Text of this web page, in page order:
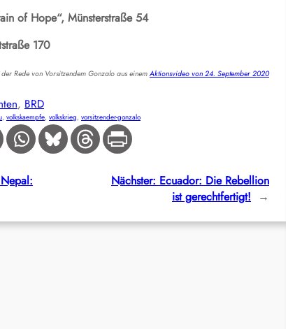
of Hope“, Münsterstraße 54
170
Rede von Vorsitzendem Gonzalo aus einem Aktionsvideo von 24. September 2020
, BRD
, volkskaempfe, volkskrieg, vorsitzender-gonzalo
Nächster: Ecuador: Die Rebellion
ist gerechtfertigt!
→